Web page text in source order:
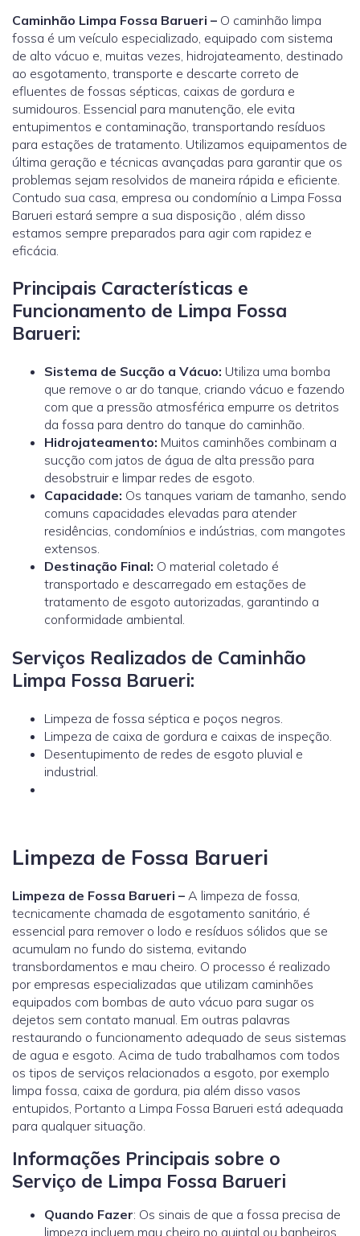
Caminhão Limpa Fossa Barueri – O caminhão limpa
fossa é um veículo especializado, equipado com sistema
de alto vácuo e, muitas vezes, hidrojateamento, destinado
ao esgotamento, transporte e descarte correto de
efluentes de fossas sépticas, caixas de gordura e
sumidouros. Essencial para manutenção, ele evita
entupimentos e contaminação, transportando resíduos
para estações de tratamento. Utilizamos equipamentos de
última geração e técnicas avançadas para garantir que os
problemas sejam resolvidos de maneira rápida e eficiente.
Contudo sua casa, empresa ou condomínio a Limpa Fossa
Barueri estará sempre a sua disposição , além disso
estamos sempre preparados para agir com rapidez e
eficácia.
Principais Características e
Funcionamento de Limpa Fossa
Barueri:
Sistema de Sucção a Vácuo: Utiliza uma bomba
que remove o ar do tanque, criando vácuo e fazendo
com que a pressão atmosférica empurre os detritos
da fossa para dentro do tanque do caminhão.
Hidrojateamento: Muitos caminhões combinam a
sucção com jatos de água de alta pressão para
desobstruir e limpar redes de esgoto.
Capacidade: Os tanques variam de tamanho, sendo
comuns capacidades elevadas para atender
residências, condomínios e indústrias, com mangotes
extensos.
Destinação Final: O material coletado é
transportado e descarregado em estações de
tratamento de esgoto autorizadas, garantindo a
conformidade ambiental.
Serviços Realizados de Caminhão
Limpa Fossa Barueri:
Limpeza de fossa séptica e poços negros.
Limpeza de caixa de gordura e caixas de inspeção.
Desentupimento de redes de esgoto pluvial e
industrial.
Limpeza de Fossa Barueri
Limpeza de Fossa Barueri – A limpeza de fossa,
tecnicamente chamada de esgotamento sanitário, é
essencial para remover o lodo e resíduos sólidos que se
acumulam no fundo do sistema, evitando
transbordamentos e mau cheiro. O processo é realizado
por empresas especializadas que utilizam caminhões
equipados com bombas de auto vácuo para sugar os
dejetos sem contato manual. Em outras palavras
restaurando o funcionamento adequado de seus sistemas
de agua e esgoto. Acima de tudo trabalhamos com todos
os tipos de serviços relacionados a esgoto, por exemplo
limpa fossa, caixa de gordura, pia além disso vasos
entupidos, Portanto a Limpa Fossa Barueri está adequada
para qualquer situação.
Informações Principais sobre o
Serviço de Limpa Fossa Barueri
Quando Fazer: Os sinais de que a fossa precisa de
limpeza incluem mau cheiro no quintal ou banheiros,